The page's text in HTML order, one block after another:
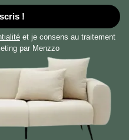
!
et je consens au traitement
par Menzzo